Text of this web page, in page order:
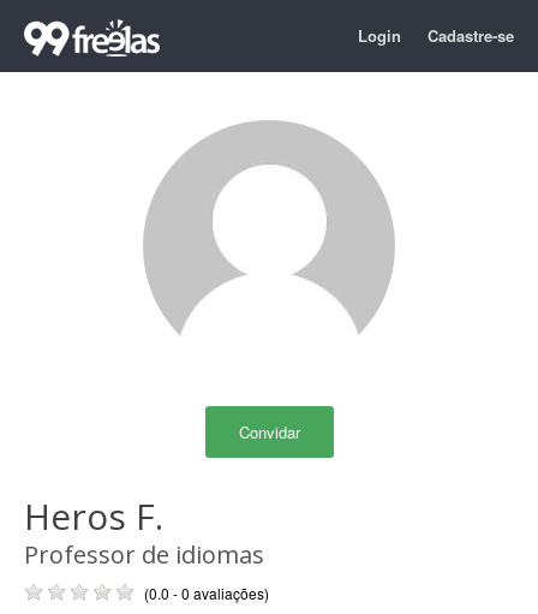
Login Cadastre-se
Convidar
Heros F.
Professor de idiomas
(0.0 - 0 avaliações)